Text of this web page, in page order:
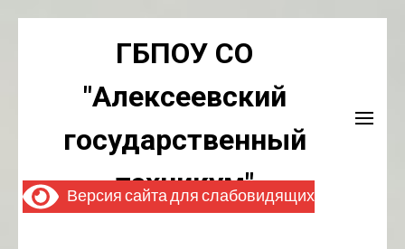
ГБПОУ СО
"Алексеевский
государственный
техникум"
Версия сайта для слабовидящих